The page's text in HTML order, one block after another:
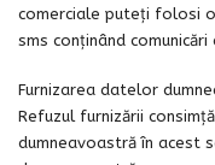
comerciale puteți folosi
sms conţinând comunicări
Furnizarea datelor
Refuzul furnizării
dumneavoastră în acest